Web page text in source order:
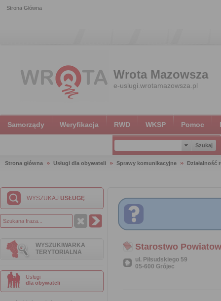
Strona Główna
Wrota Mazowsza
e-uslugi.wrotamazowsza.pl
Samorządy Weryfikacja RWD WKSP Pomoc
Strona główna Usługi dla obywateli Sprawy komunikacyjne Działalność
WYSZUKAJ USŁUGĘ
WYSZUKIWARKA
TERYTORIALNA
Usługi
dla obywateli
Starostwo
ul. Piłsudskiego 59
05-600 Grójec